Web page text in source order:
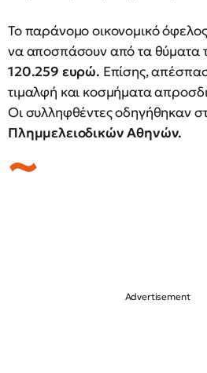
Το παράνομο οικονομικό
να αποσπάσουν από τα θύματα
120.259 ευρώ. Επίσης,
τιμαλφή και κοσμήματα
Οι συλληφθέντες οδηγήθηκαν
Πλημμελειοδικών Αθηνών.